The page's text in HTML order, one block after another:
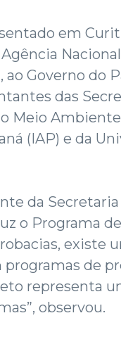
em
ao Governo do
das
Meio
(IAP) e da
da
o Programa
existe
de
representa
observou.